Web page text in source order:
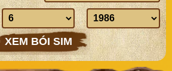
sinh
Tháng
sinh
Năm
sinh
XEM BÓI SIM